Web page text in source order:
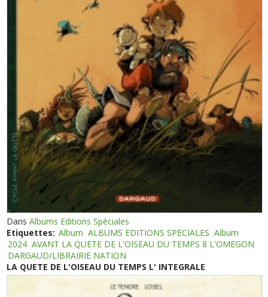
DansAlbums Editions Spéciales
Etiquettes: Album ALBUMS EDITIONS SPECIALES Album
2024 AVANT LA QUETE DE L'OISEAU DU TEMPS 8 L'OMEGON
DARGAUD/LIBRAIRIE NATION
LA QUETE DE L'OISEAU DU TEMPS L' INTEGRALE